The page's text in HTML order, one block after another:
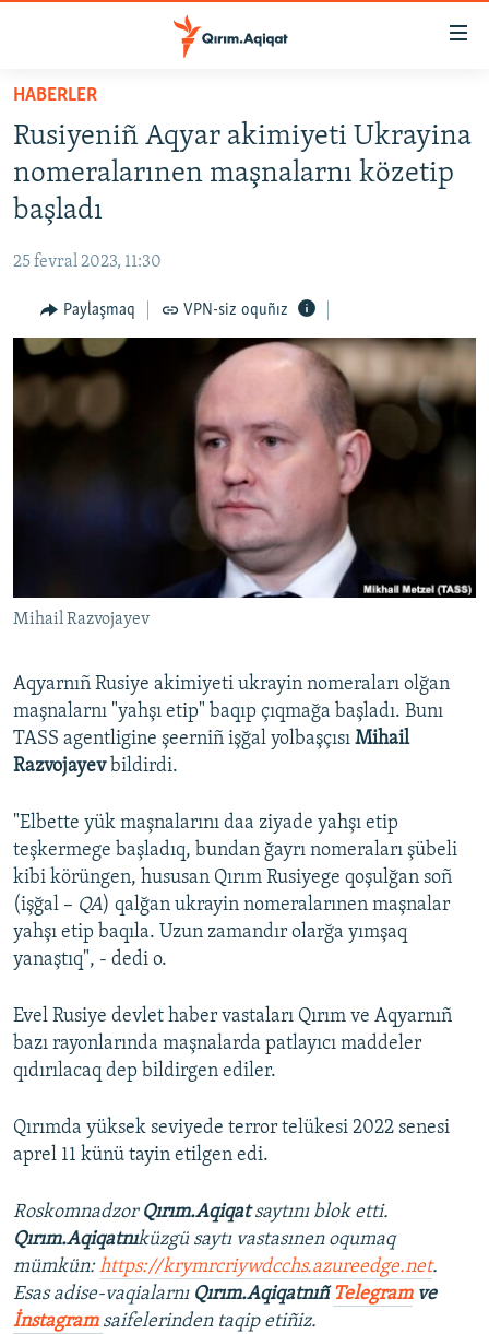
Esas
qaytmaq
Baş
navigatsiyağa
qaytmaq
Qıdıruvğa
SİYASET
İQTİSADİYAT
MEDENİYET
İNSAN AQLARI
VİDEO
SÜRET
BLOGLAR
QOŞULIÑIZ!
RFE/RS bütün saytları
HABERLER
Rusiyeniñ Aqyar akimiyeti Ukrayina
nomeralarınen maşnalarnı közetip
başladı
25 fevral 2023, 11:30
Paylaşmaq VPN-siz oquñız
Mihail Razvojayev
Aqyarnıñ Rusiye akimiyeti ukrayin nomeraları olğan
maşnalarnı "yahşı etip" baqıp çıqmağa başladı. Bunı
TASS agentligine şeerniñ işğal yolbaşçısı Mihail
Razvojayevbildirdi.
"Elbette yük maşnalarını daa ziyade yahşı etip
teşkermege başladıq, bundan ğayrı nomeraları şübeli
kibi körüngen, hususan Qırım Rusiyege qoşulğan soñ
(işğal – QA) qalğan ukrayin nomeralarınen maşnalar
yahşı etip baqıla. Uzun zamandır olarğa yımşaq
yanaştıq", - dedi o.
Evel Rusiye devlet haber vastaları Qırım ve Aqyarnıñ
bazı rayonlarında maşnalarda patlayıcı maddeler
qıdırılacaq dep bildirgen ediler.
Qırımda yüksek seviyede terror telükesi 2022 senesi
aprel 11 künü tayin etilgen edi.
Roskomnadzor Qırım.Aqiqatsaytını blok etti.
Qırım.Aqiqatnıküzgü saytı vastasınen oqumaq
mümkün:https://krymrcriywdcchs.azureedge.net.
Esas adise-vaqialarnı Qırım.Aqiqatnıñ Telegramve
İnstagram saifelerinden taqip etiñiz.